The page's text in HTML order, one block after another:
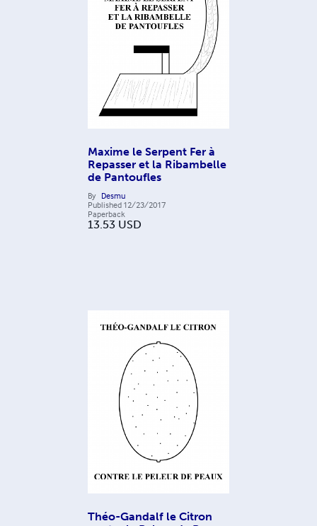
Maxime le Serpent Fer à
Repasser et la Ribambelle
de Pantoufles
By Desmu
Published 12/23/2017
Paperback
13.53 USD
Théo-Gandalf le Citron